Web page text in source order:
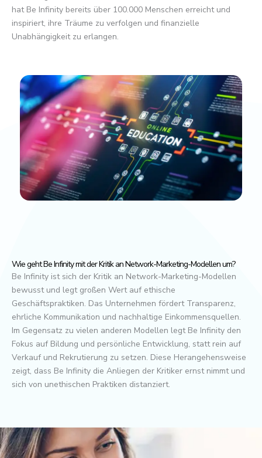
hat Be Infinity bereits über 100.000 Menschen erreicht und
inspiriert, ihre Träume zu verfolgen und finanzielle
Unabhängigkeit zu erlangen.
Wie geht Be Infinity mit der Kritik an Network-Marketing-Modellen um?
Be Infinity ist sich der Kritik an Network-Marketing-Modellen
bewusst und legt großen Wert auf ethische
Geschäftspraktiken. Das Unternehmen fördert Transparenz,
ehrliche Kommunikation und nachhaltige Einkommensquellen.
Im Gegensatz zu vielen anderen Modellen legt Be Infinity den
Fokus auf Bildung und persönliche Entwicklung, statt rein auf
Verkauf und Rekrutierung zu setzen. Diese Herangehensweise
zeigt, dass Be Infinity die Anliegen der Kritiker ernst nimmt und
sich von unethischen Praktiken distanziert.